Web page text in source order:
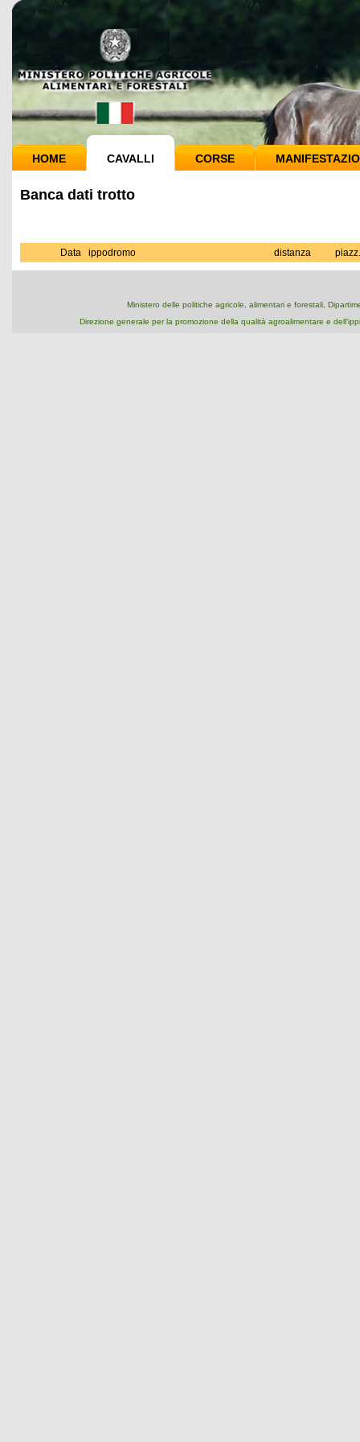
HOME CAVALLI CORSE
Banca dati trotto
Data ippodromo distanza piazz.
Ministero delle politiche agricole, alimentari e forestali,
Direzione generale per la promozione della qualità agroalimentare e